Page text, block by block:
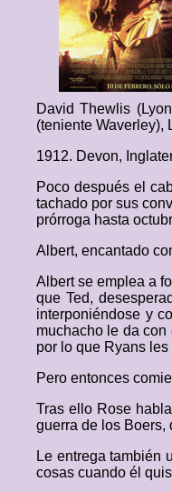
David Thewlis
(teniente Waverley),
1912. Devon,
Poco después el
tachado por sus
prórroga hasta
Albert, encantado
Albert se emplea a
que Ted,
interponiéndose y
muchacho le da
por lo que Ryans
Pero entonces
Tras ello Rose
guerra de los Boers,
Le entrega también
cosas cuando él